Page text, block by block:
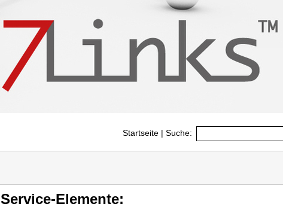
Startseite | Suche:
Elemente: